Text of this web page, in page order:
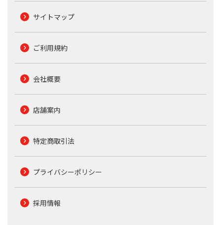
サイトマップ
ご利用規約
会社概要
店舗案内
特定商取引法
プライバシーポリシー
採用情報